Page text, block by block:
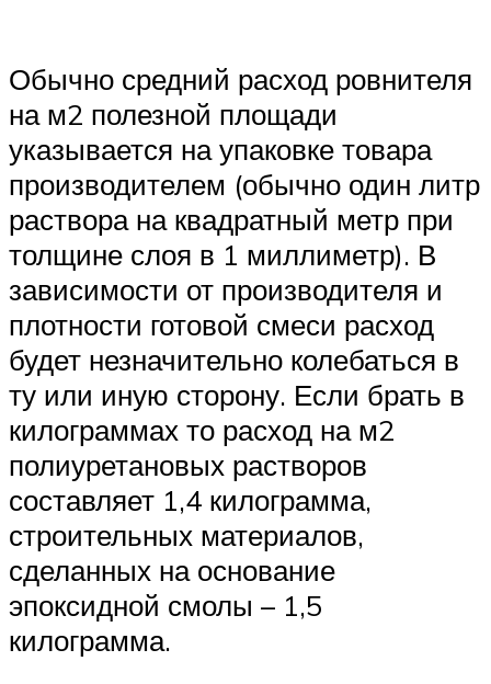
Обычно средний расход ровнителя
на м2 полезной площади
указывается на упаковке товара
производителем (обычно один литр
раствора на квадратный метр при
толщине слоя в 1 миллиметр). В
зависимости от производителя и
плотности готовой смеси расход
будет незначительно колебаться в
ту или иную сторону. Если брать в
килограммах то расход на м2
полиуретановых растворов
составляет 1,4 килограмма,
строительных материалов,
сделанных на основание
эпоксидной смолы – 1,5
килограмма.